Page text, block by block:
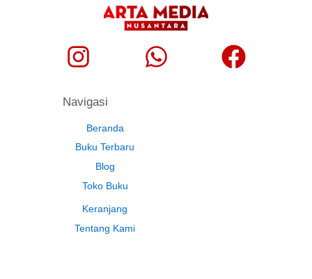
Navigasi
Beranda
Buku Terbaru
Blog
Toko Buku
Keranjang
Tentang Kami